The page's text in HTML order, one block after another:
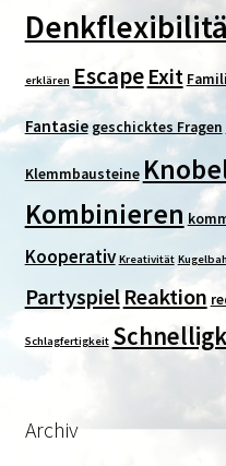
erklären Escape Exit
Fantasie geschicktes Fragen
Klemmbausteine
Kombinieren
Kooperativ Kreativität
PartyspielReaktion
Schlagfertigkeit
Archiv